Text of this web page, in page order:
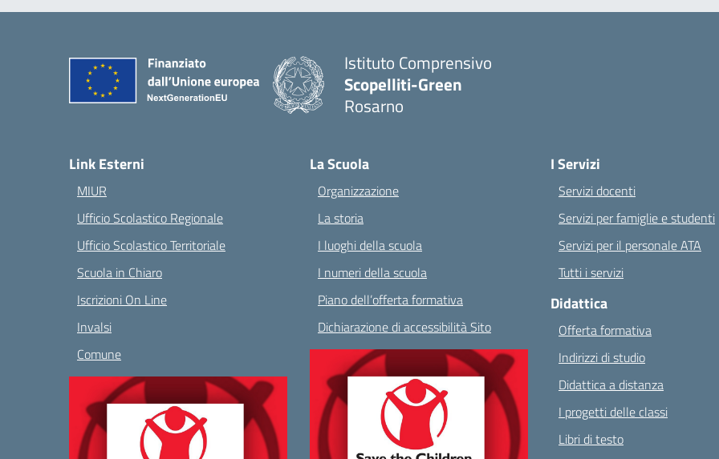
Istituto Comprensivo
Scopelliti-Green
Rosarno
Link Esterni
MIUR
Ufficio Scolastico Regionale
Ufficio Scolastico Territoriale
Scuola in Chiaro
Iscrizioni On Line
Invalsi
Comune
La Scuola
Organizzazione
La storia
I luoghi della scuola
I numeri della scuola
Piano dell’offerta formativa
Dichiarazione di accessibilità Sito
I Servizi
Servizi docenti
Servizi per famiglie e studenti
Servizi per il personale ATA
Tutti i servizi
Didattica
Offerta formativa
Indirizzi di studio
Didattica a distanza
I progetti delle classi
Libri di testo